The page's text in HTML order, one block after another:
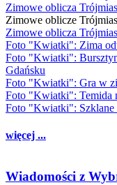
Zimowe oblicza
Zimowe oblicze
Zimowe oblicza
Foto "Kwiatki": Zima
Foto "Kwiatki":
Gdańsku
Foto "Kwiatki": Gra w
Foto "Kwiatki": Temida
Foto "Kwiatki": Szklane
więcej ...
Wiadomości z